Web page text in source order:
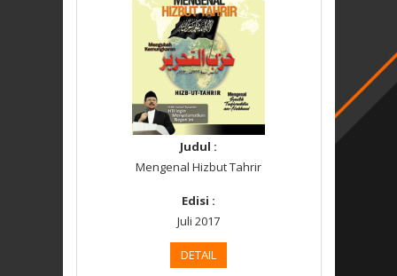
Judul :
Mengenal Hizbut Tahrir
Edisi :
Juli 2017
DETAIL